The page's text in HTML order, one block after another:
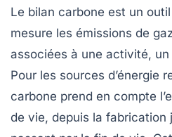
Le bilan carbone est un outil
mesure les émissions de
associées à une activité,
Pour les sources d’énergie
carbone prend en compte
de vie, depuis la fabrication